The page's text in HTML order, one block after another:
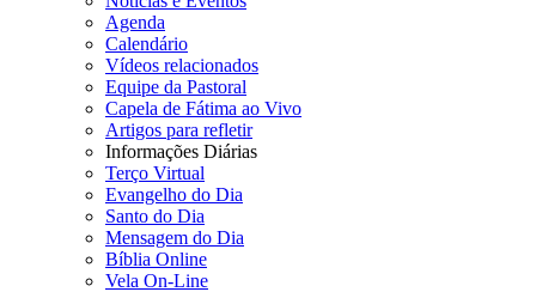
Agenda
Calendário
Vídeos relacionados
Equipe da Pastoral
Capela de Fátima ao Vivo
Artigos para refletir
Informações Diárias
Terço Virtual
Evangelho do Dia
Santo do Dia
Mensagem do Dia
Bíblia Online
Vela On-Line